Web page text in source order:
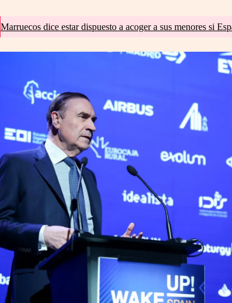
Marruecos dice estar dispuesto a acoger a sus menores si